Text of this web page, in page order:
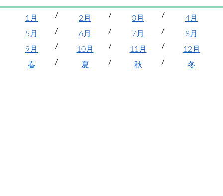
1月 2月 3月
4月
5月
6月 7月
8月
9月
10月 11月
12月
春
夏 秋 冬